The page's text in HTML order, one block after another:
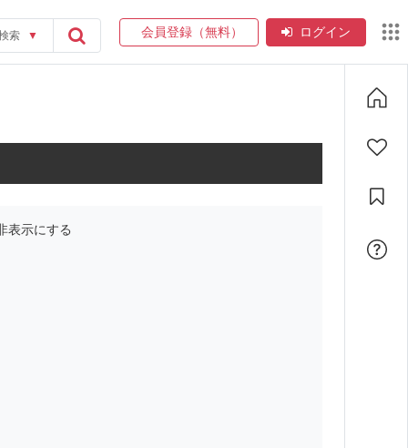
索 ▼ 会員登録（無料） ログイン
表示にする